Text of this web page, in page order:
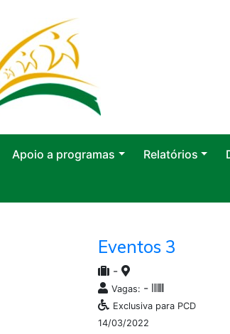
Apoio a programas Relatórios
Eventos 3
-
Vagas: -
Exclusiva para PCD
14/03/2022